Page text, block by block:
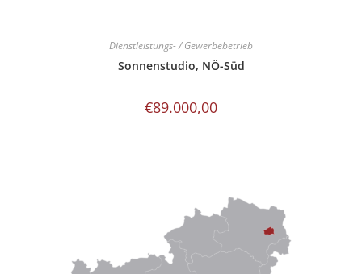
Dienstleistungs- / Gewerbebetrieb
Sonnenstudio, NÖ-Süd
€89.000,00